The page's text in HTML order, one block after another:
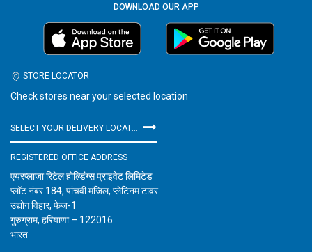
DOWNLOAD OUR APP
STORE LOCATOR
Check stores near your selected location
REGISTERED OFFICE ADDRESS
एयरप्लाज़ा रिटेल होल्डिंग्स प्राइवेट लिमिटेड
प्लॉट नंबर 184, पांचवी मंजिल, प्लेटिनम टावर
उद्योग विहार, फेज-1
गुरुग्राम, हरियाणा – 122016
भारत